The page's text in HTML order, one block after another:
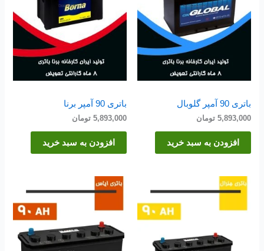
باتری 90 آمپر گلوبال
5,893,000 تومان
افزودن به سبد خرید
باتری 90 آمپر برنا
5,893,000 تومان
افزودن به سبد خرید